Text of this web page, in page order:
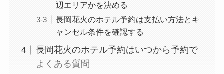
辺エリアかを決める
長岡花火のホテル予約は支払い方法とキ
ャンセル条件を確認する
長岡花火のホテル予約はいつから予約で
よくある質問